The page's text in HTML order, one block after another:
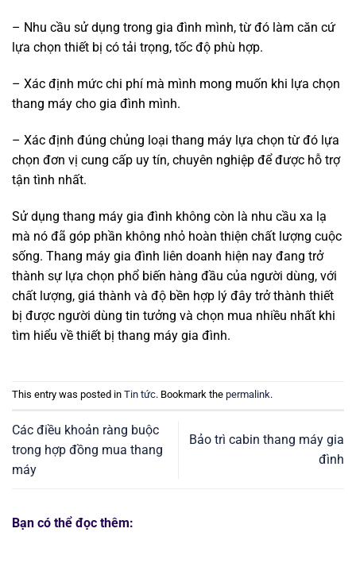
– Nhu cầu sử dụng trong gia đình mình, từ đó làm căn cứ
lựa chọn thiết bị có tải trọng, tốc độ phù hợp.
– Xác định mức chi phí mà mình mong muốn khi lựa chọn
thang máy cho gia đình mình.
– Xác định đúng chủng loại thang máy lựa chọn từ đó lựa
chọn đơn vị cung cấp uy tín, chuyên nghiệp để được hỗ trợ
tận tình nhất.
Sử dụng thang máy gia đình không còn là nhu cầu xa lạ
mà nó đã góp phần không nhỏ hoàn thiện chất lượng cuộc
sống. Thang máy gia đình liên doanh hiện nay đang trở
thành sự lựa chọn phổ biến hàng đầu của người dùng, với
chất lượng, giá thành và độ bền hợp lý đây trở thành thiết
bị được người dùng tin tưởng và chọn mua nhiều nhất khi
tìm hiểu về thiết bị thang máy gia đình.
This entry was posted in Tin tức. Bookmark the permalink.
Các điều khoản ràng buộc
trong hợp đồng mua thang
máy
Bảo trì cabin thang máy gia
đình
Bạn có thể đọc thêm: